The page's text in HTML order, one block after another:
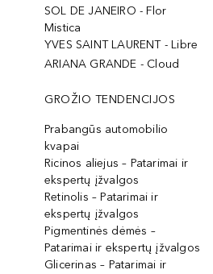
SOL DE JANEIRO - Flor
Mistica
YVES SAINT LAURENT - Libre
ARIANA GRANDE - Cloud
GROŽIO TENDENCIJOS
Prabangūs automobilio
kvapai
Ricinos aliejus – Patarimai ir
ekspertų įžvalgos
Retinolis – Patarimai ir
ekspertų įžvalgos
Pigmentinės dėmės –
Patarimai ir ekspertų įžvalgos
Glicerinas – Patarimai ir